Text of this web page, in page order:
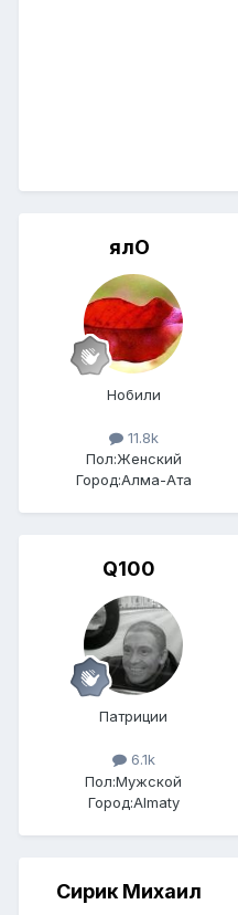
ялО
Нобили
11.8k
Пол:Женский
Город:Алма-Ата
Q100
Патриции
6.1k
Пол:Мужской
Город:Almaty
Сирик Михаил